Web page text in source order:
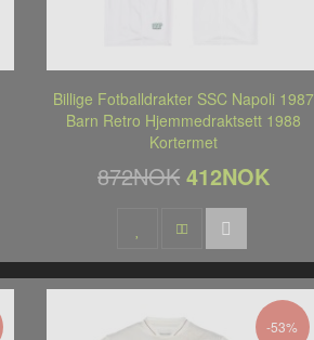
Billige Fotballdrakter SSC Napoli 1987
Barn Retro Hjemmedraktsett 1988
Kortermet
872NOK 412NOK
-53%